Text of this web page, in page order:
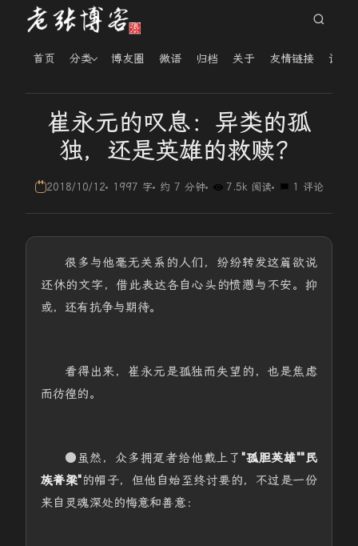
首页 分类 博友圈 微语 归档 关于 友情链接 读者
崔永元的叹息：异类的孤
独，还是英雄的救赎？
2018/10/12 1997 字 约 7 分钟 7.5k 阅读 1 评论
很多与他毫无关系的人们，纷纷转发这篇欲说
还休的文字，借此表达各自心头的愤懑与不安。抑
或，还有抗争与期待。
看得出来，崔永元是孤独而失望的，也是焦虑
而彷徨的。
●虽然，众多拥趸者给他戴上了"孤胆英雄""民
族脊梁"的帽子，但他自始至终讨要的，不过是一份
来自灵魂深处的悔意和善意：